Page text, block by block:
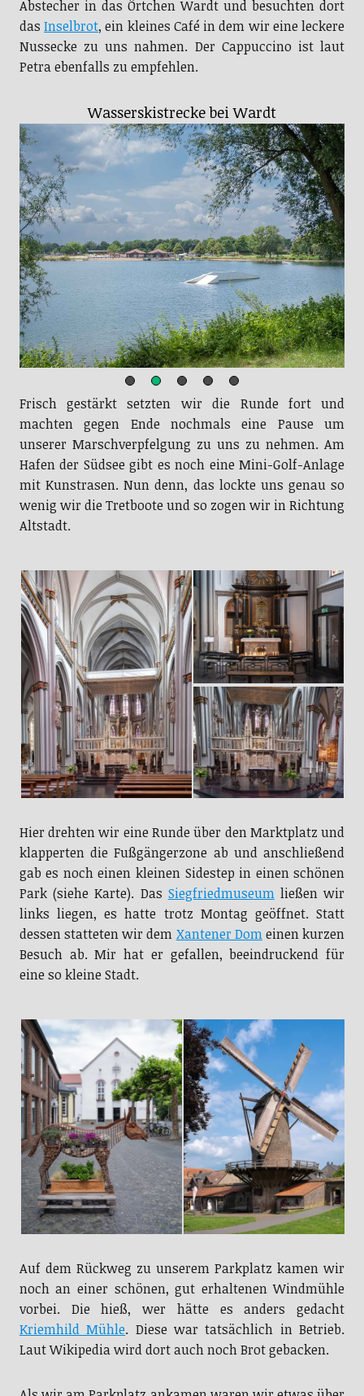
Abstecher in das Örtchen Wardt und besuchten dort
dasInselbrot, ein kleines Café in dem wir eine leckere
Nussecke zu uns nahmen. Der Cappuccino ist laut
Petra ebenfalls zu empfehlen.
Wasserskistrecke bei Wardt
Frisch gestärkt setzten wir die Runde fort und
machten gegen Ende nochmals eine Pause um
unserer Marschverpfelgung zu uns zu nehmen. Am
Hafen der Südsee gibt es noch eine Mini-Golf-Anlage
mit Kunstrasen. Nun denn, das lockte uns genau so
wenig wir die Tretboote und so zogen wir in Richtung
Altstadt.
Hier drehten wir eine Runde über den Marktplatz und
klapperten die Fußgängerzone ab und anschließend
gab es noch einen kleinen Sidestep in einen schönen
Park (siehe Karte). Das Siegfriedmuseumließen wir
links liegen, es hatte trotz Montag geöffnet. Statt
dessen statteten wir dem Xantener Domeinen kurzen
Besuch ab. Mir hat er gefallen, beeindruckend für
eine so kleine Stadt.
Auf dem Rückweg zu unserem Parkplatz kamen wir
noch an einer schönen, gut erhaltenen Windmühle
vorbei. Die hieß, wer hätte es anders gedacht
Kriemhild Mühle. Diese war tatsächlich in Betrieb.
Laut Wikipedia wird dort auch noch Brot gebacken.